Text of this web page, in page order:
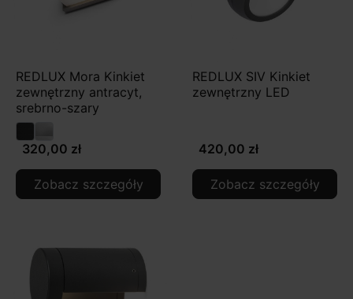
REDLUX Mora Kinkiet
zewnętrzny antracyt,
srebrno-szary
320,00 zł
Zobacz szczegóły
REDLUX SIV Kinkiet
zewnętrzny LED
420,00 zł
Zobacz szczegóły